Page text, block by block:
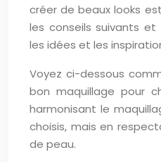
créer de beaux looks
les conseils suivants
les idées et les
Voyez ci-dessous
bon maquillage pour
harmonisant le
choisis, mais en
de peau.